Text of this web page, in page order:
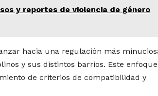
y reportes de violencia de género
hacia una regulación más
y sus distintos barrios. Este enfoque
de criterios de compatibilidad y